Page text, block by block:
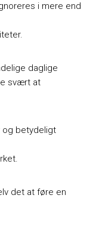
i mere end
daglige
svært at
og betydeligt
det at føre en